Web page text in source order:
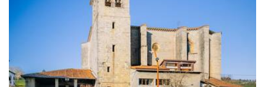
San Bittorreko eta Santa Vitoriako audiogidak,